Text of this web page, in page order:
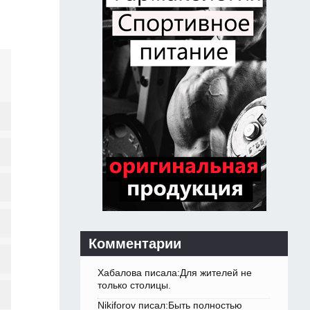
Комментарии
Хабалова писала:Для жителей не
только столицы.
Nikiforov писал:Быть полностью